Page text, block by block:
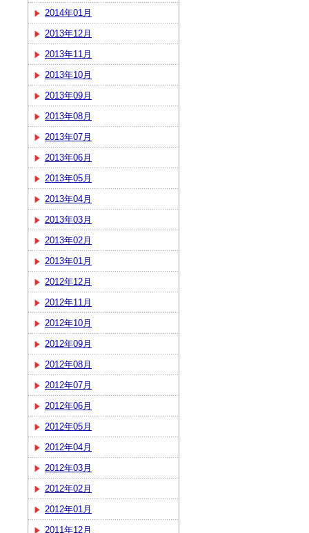
2014年01月
2013年12月
2013年11月
2013年10月
2013年09月
2013年08月
2013年07月
2013年06月
2013年05月
2013年04月
2013年03月
2013年02月
2013年01月
2012年12月
2012年11月
2012年10月
2012年09月
2012年08月
2012年07月
2012年06月
2012年05月
2012年04月
2012年03月
2012年02月
2012年01月
2011年12月